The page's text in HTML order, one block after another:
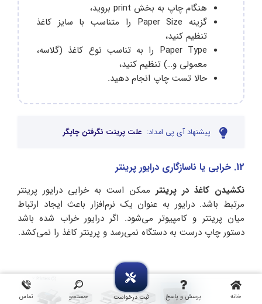
خانه پرسش و پاسخ ثبت درخواست جستجو تماس
هنگام چاپ به بخش print بروید،
گزینه Paper Size را متناسب با سایز کاغذ
تنظیم کنید،
Paper Type را به تناسب نوع کاغذ (گلاسه،
معمولی و…) تنظیم کنید،
حالا تست چاپ انجام‌ دهید.
پیشنهاد آی پی امداد: علت پرینت نگرفتن چاپگر
12. خرابی یا ناسازگاری درایور پرینتر
نکشیدن کاغذ در پرینتر ممکن است به خرابی درایور پرینتر
مرتبط باشد. درایور به عنوان یک نرم‌افزار باعث ایجاد ارتباط
میان پرینتر و کامپیوتر می‌شود. اگر درایور خراب شده باشد
دستور چاپ درست به دستگاه نمی‌رسد و پرینتر کاغذ را نمی‌کشد.